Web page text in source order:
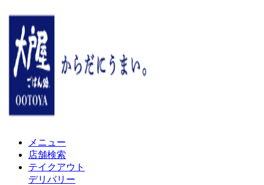
メニュー
店舗検索
テイクアウト
デリバリー